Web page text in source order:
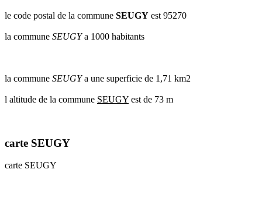
val
oise
de
marne
communes
le code postal de la commune SEUGY est 95270
la commune SEUGYa 1000 habitants
la commune SEUGYa une superficie de 1,71 km2
l altitude de la commune SEUGY est de 73 m
carte SEUGY
carte SEUGY